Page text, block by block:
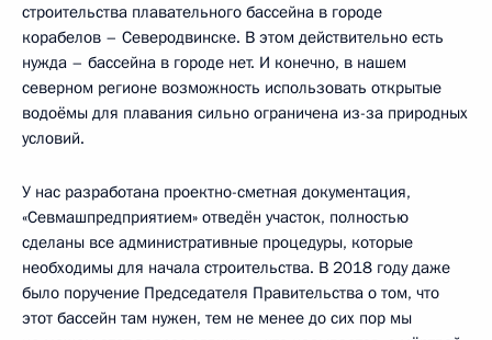
строительства плавательного бассейна в городе
корабелов – Северодвинске. В этом действительно есть
нужда – бассейна в городе нет. И конечно, в нашем
северном регионе возможность использовать открытые
водоёмы для плавания сильно ограничена из-за природных
условий.
У нас разработана проектно-сметная документация,
«Севмашпредприятием» отведён участок, полностью
сделаны все административные процедуры, которые
необходимы для начала строительства. В 2018 году даже
было поручение Председателя Правительства о том, что
этот бассейн там нужен, тем не менее до сих пор мы